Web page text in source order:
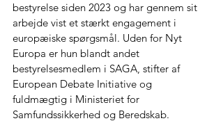
bestyrelse siden 2023 og har gennem sit
arbejde vist et stærkt engagement i
europæiske spørgsmål. Uden for Nyt
Europa er hun blandt andet
bestyrelsesmedlem i SAGA, stifter af
European Debate Initiative og
fuldmægtig i Ministeriet for
Samfundssikkerhed og Beredskab.